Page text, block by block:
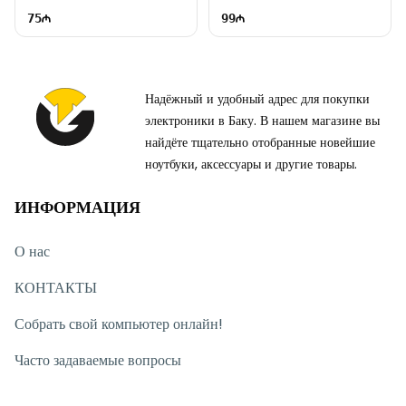
75 99
Надёжный и удобный адрес для покупки
электроники в Баку. В нашем магазине вы
найдёте тщательно отобранные новейшие
ноутбуки, аксессуары и другие товары.
ИНФОРМАЦИЯ
О нас
КОНТАКТЫ
Собрать свой компьютер онлайн!
Часто задаваемые вопросы